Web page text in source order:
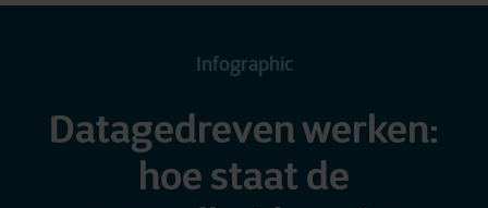
Infographic
Datagedreven werken:
hoe staat de